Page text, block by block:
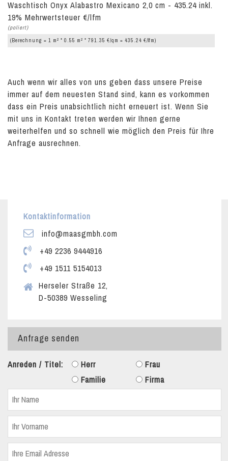
Waschtisch Onyx Alabastro Mexicano 2,0 cm - 435.24 inkl.
19% Mehrwertsteuer €/lfm
(poliert)
(Berechnung = 1 m 2 * 0.55 m 2 * 791.35 €/qm = 435.24 €/lfm)
Auch wenn wir alles von uns geben dass unsere Preise
immer auf dem neuesten Stand sind, kann es vorkommen
dass ein Preis unabsichtlich nicht erneuert ist. Wenn Sie
mit uns in Kontakt treten werden wir Ihnen gerne
weiterhelfen und so schnell wie möglich den Preis für Ihre
Anfrage ausrechnen.
Kontaktinformation
info@maasgmbh.com
+49 2236 9444916
+49 1511 5154013
Herseler Straße 12,
D-50389 Wesseling
Anfrage senden
Anreden / Titel: Herr
Frau
Familie
Firma